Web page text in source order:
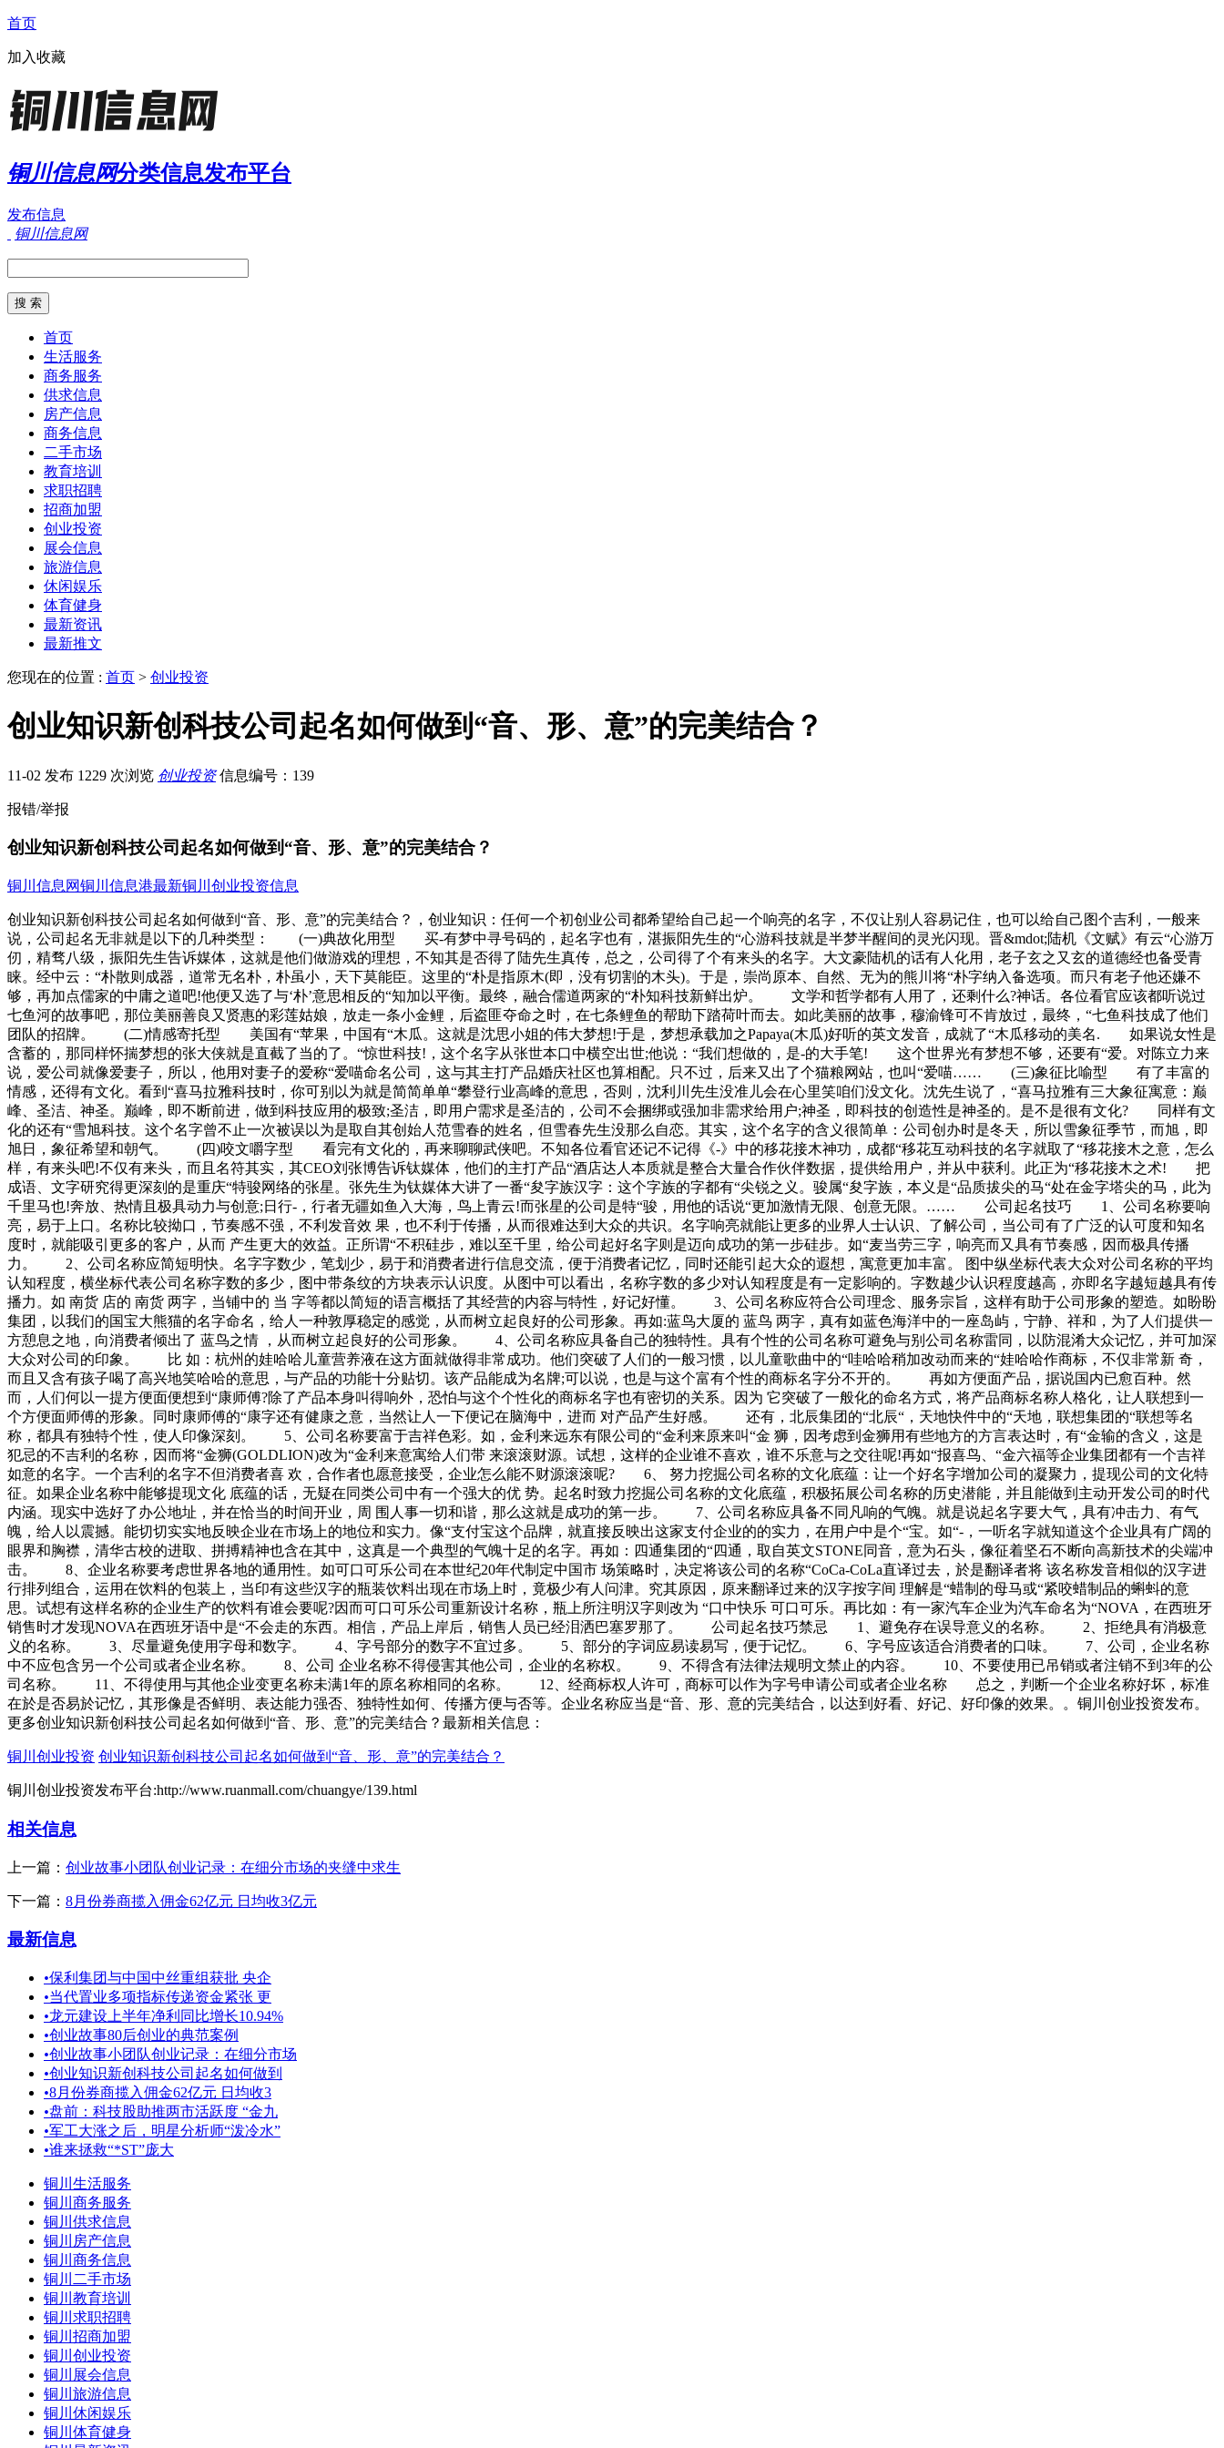
首页
加入收藏
铜川信息网分类信息发布平台
发布信息
铜川信息网
首页
生活服务
商务服务
供求信息
房产信息
商务信息
二手市场
教育培训
求职招聘
招商加盟
创业投资
展会信息
旅游信息
休闲娱乐
体育健身
最新资讯
最新推文
您现在的位置 : 首页 > 创业投资
创业知识新创科技公司起名如何做到“音、形、意”的完美结合？
11-02 发布 1229 次浏览 创业投资 信息编号：139
报错/举报
创业知识新创科技公司起名如何做到“音、形、意”的完美结合？
铜川信息网铜川信息港最新铜川创业投资信息
创业知识新创科技公司起名如何做到“音、形、意”的完美结合？，创业知识：任何一个初创业公司都希望给自己起一个响亮的名字，不仅让别人容易记住，也可以给自己图个吉利，一般来
说，公司起名无非就是以下的几种类型： (一)典故化用型 买-有梦中寻号码的，起名字也有，湛振阳先生的“心游科技就是半梦半醒间的灵光闪现。晋&mdot;陆机《文赋》有云“心游万
仞，精骛八级，振阳先生告诉媒体，这就是他们做游戏的理想，不知其是否得了陆先生真传，总之，公司得了个有来头的名字。大文豪陆机的话有人化用，老子玄之又玄的道德经也备受青
睐。经中云：“朴散则成器，道常无名朴，朴虽小，天下莫能臣。这里的“朴是指原木(即，没有切割的木头)。于是，崇尚原本、自然、无为的熊川将“朴字纳入备选项。而只有老子他还嫌不
够，再加点儒家的中庸之道吧!他便又选了与‘朴’意思相反的“知加以平衡。最终，融合儒道两家的“朴知科技新鲜出炉。 文学和哲学都有人用了，还剩什么?神话。各位看官应该都听说过
七鱼河的故事吧，那位美丽善良又贤惠的彩莲姑娘，放走一条小金鲤，后盗匪夺命之时，在七条鲤鱼的帮助下踏荷叶而去。如此美丽的故事，穆渝锋可不肯放过，最终，“七鱼科技成了他们
团队的招牌。 (二)情感寄托型 美国有“苹果，中国有“木瓜。这就是沈思小姐的伟大梦想!于是，梦想承载加之Papaya(木瓜)好听的英文发音，成就了“木瓜移动的美名. 如果说女性是
含蓄的，那同样怀揣梦想的张大侠就是直截了当的了。“惊世科技!，这个名字从张世本口中横空出世;他说：“我们想做的，是-的大手笔! 这个世界光有梦想不够，还要有“爱。对陈立力来
说，爱公司就像爱妻子，所以，他用对妻子的爱称“爱喵命名公司，这与其主打产品婚庆社区也算相配。只不过，后来又出了个猫粮网站，也叫“爱喵…… (三)象征比喻型 有了丰富的
情感，还得有文化。看到“喜马拉雅科技时，你可别以为就是简简单单“攀登行业高峰的意思，否则，沈利川先生没准儿会在心里笑咱们没文化。沈先生说了，“喜马拉雅有三大象征寓意：巅
峰、圣洁、神圣。巅峰，即不断前进，做到科技应用的极致;圣洁，即用户需求是圣洁的，公司不会捆绑或强加非需求给用户;神圣，即科技的创造性是神圣的。是不是很有文化? 同样有文
化的还有“雪旭科技。这个名字曾不止一次被误以为是取自其创始人范雪春的姓名，但雪春先生没那么自恋。其实，这个名字的含义很简单：公司创办时是冬天，所以雪象征季节，而旭，即
旭日，象征希望和朝气。 (四)咬文嚼字型 看完有文化的，再来聊聊武侠吧。不知各位看官还记不记得《-》中的移花接木神功，成都“移花互动科技的名字就取了“移花接木之意，怎么
样，有来头吧!不仅有来头，而且名符其实，其CEO刘张博告诉钛媒体，他们的主打产品“酒店达人本质就是整合大量合作伙伴数据，提供给用户，并从中获利。此正为“移花接木之术! 把
成语、文字研究得更深刻的是重庆“特骏网络的张星。张先生为钛媒体大讲了一番“夋字族汉字：这个字族的字都有“尖锐之义。骏属“夋字族，本义是“品质拔尖的马“处在金字塔尖的马，此为
千里马也!奔放、热情且极具动力与创意;日行-，行者无疆如鱼入大海，鸟上青云!而张星的公司是特“骏，用他的话说“更加激情无限、创意无限。…… 公司起名技巧 1、公司名称要响
亮，易于上口。名称比较拗口，节奏感不强，不利发音效 果，也不利于传播，从而很难达到大众的共识。名字响亮就能让更多的业界人士认识、了解公司，当公司有了广泛的认可度和知名
度时，就能吸引更多的客户，从而 产生更大的效益。正所谓“不积硅步，难以至千里，给公司起好名字则是迈向成功的第一步硅步。如“麦当劳三字，响亮而又具有节奏感，因而极具传播
力。 2、公司名称应简短明快。名字字数少，笔划少，易于和消费者进行信息交流，便于消费者记忆，同时还能引起大众的遐想，寓意更加丰富。 图中纵坐标代表大众对公司名称的平均
认知程度，横坐标代表公司名称字数的多少，图中带条纹的方块表示认识度。从图中可以看出，名称字数的多少对认知程度是有一定影响的。字数越少认识程度越高，亦即名字越短越具有传
播力。如 南货 店的 南货 两字，当铺中的 当 字等都以简短的语言概括了其经营的内容与特性，好记好懂。 3、公司名称应符合公司理念、服务宗旨，这样有助于公司形象的塑造。如盼盼
集团，以我们的国宝大熊猫的名字命名，给人一种敦厚稳定的感觉，从而树立起良好的公司形象。再如:蓝鸟大厦的 蓝鸟 两字，真有如蓝色海洋中的一座岛屿，宁静、祥和，为了人们提供一
方憩息之地，向消费者倾出了 蓝鸟之情 ，从而树立起良好的公司形象。 4、公司名称应具备自己的独特性。具有个性的公司名称可避免与别公司名称雷同，以防混淆大众记忆，并可加深
大众对公司的印象。 比 如：杭州的娃哈哈儿童营养液在这方面就做得非常成功。他们突破了人们的一般习惯，以儿童歌曲中的“哇哈哈稍加改动而来的“娃哈哈作商标，不仅非常新 奇，
而且又含有孩子喝了高兴地笑哈哈的意思，与产品的功能十分贴切。该产品能成为名牌;可以说，也是与这个富有个性的商标名字分不开的。 再如方便面产品，据说国内已愈百种。然
而，人们何以一提方便面便想到“康师傅?除了产品本身叫得响外，恐怕与这个个性化的商标名字也有密切的关系。因为 它突破了一般化的命名方式，将产品商标名称人格化，让人联想到一
个方便面师傅的形象。同时康师傅的“康字还有健康之意，当然让人一下便记在脑海中，进而 对产品产生好感。 还有，北辰集团的“北辰“，天地快件中的“天地，联想集团的“联想等名
称，都具有独特个性，使人印像深刻。 5、公司名称要富于吉祥色彩。如，金利来远东有限公司的“金利来原来叫“金 狮，因考虑到金狮用有些地方的方言表达时，有“金输的含义，这是
犯忌的不吉利的名称，因而将“金狮(GOLDLION)改为“金利来意寓给人们带 来滚滚财源。试想，这样的企业谁不喜欢，谁不乐意与之交往呢!再如“报喜鸟、“金六福等企业集团都有一个吉祥
如意的名字。一个吉利的名字不但消费者喜 欢，合作者也愿意接受，企业怎么能不财源滚滚呢? 6、 努力挖掘公司名称的文化底蕴：让一个好名字增加公司的凝聚力，提现公司的文化特
征。如果企业名称中能够提现文化 底蕴的话，无疑在同类公司中有一个强大的优 势。起名时致力挖掘公司名称的文化底蕴，积极拓展公司名称的历史潜能，并且能做到主动开发公司的时代
内涵。现实中选好了办公地址，并在恰当的时间开业，周 围人事一切和谐，那么这就是成功的第一步。 7、公司名称应具备不同凡响的气魄。就是说起名字要大气，具有冲击力、有气
魄，给人以震撼。能切切实实地反映企业在市场上的地位和实力。像“支付宝这个品牌，就直接反映出这家支付企业的的实力，在用户中是个“宝。如“-，一听名字就知道这个企业具有广阔的
眼界和胸襟，清华古校的进取、拼搏精神也含在其中，这真是一个典型的气魄十足的名字。再如：四通集团的“四通，取自英文STONE同音，意为石头，像征着坚石不断向高新技术的尖端冲
击。 8、企业名称要考虑世界各地的通用性。如可口可乐公司在本世纪20年代制定中国市 场策略时，决定将该公司的名称“CoCa-CoLa直译过去，於是翻译者将 该名称发音相似的汉字进
行排列组合，运用在饮料的包装上，当印有这些汉字的瓶装饮料出现在市场上时，竟极少有人问津。究其原因，原来翻译过来的汉字按字间 理解是“蜡制的母马或“紧咬蜡制品的蝌蚪的意
思。试想有这样名称的企业生产的饮料有谁会要呢?因而可口可乐公司重新设计名称，瓶上所注明汉字则改为 “口中快乐 可口可乐。再比如：有一家汽车企业为汽车命名为“NOVA，在西班牙
销售时才发现NOVA在西班牙语中是“不会走的东西。相信，产品上岸后，销售人员已经泪洒巴塞罗那了。 公司起名技巧禁忌 1、避免存在误导意义的名称。 2、拒绝具有消极意
义的名称。 3、尽量避免使用字母和数字。 4、字号部分的数字不宜过多。 5、部分的字词应易读易写，便于记忆。 6、字号应该适合消费者的口味。 7、公司，企业名称
中不应包含另一个公司或者企业名称。 8、公司 企业名称不得侵害其他公司，企业的名称权。 9、不得含有法律法规明文禁止的内容。 10、不要使用已吊销或者注销不到3年的公
司名称。 11、不得使用与其他企业变更名称未满1年的原名称相同的名称。 12、经商标权人许可，商标可以作为字号申请公司或者企业名称 总之，判断一个企业名称好坏，标准
在於是否易於记忆，其形像是否鲜明、表达能力强否、独特性如何、传播方便与否等。企业名称应当是“音、形、意的完美结合，以达到好看、好记、好印像的效果。。铜川创业投资发布。
更多创业知识新创科技公司起名如何做到“音、形、意”的完美结合？最新相关信息：
铜川创业投资 创业知识新创科技公司起名如何做到“音、形、意”的完美结合？
铜川创业投资发布平台:http://www.ruanmall.com/chuangye/139.html
相关信息
上一篇： 创业故事小团队创业记录：在细分市场的夹缝中求生
下一篇： 8月份券商揽入佣金62亿元 日均收3亿元
最新信息
•保利集团与中国中丝重组获批 央企
•当代置业多项指标传递资金紧张 更
•龙元建设上半年净利同比增长10.94%
•创业故事80后创业的典范案例
•创业故事小团队创业记录：在细分市场
•创业知识新创科技公司起名如何做到
•8月份券商揽入佣金62亿元 日均收3
•盘前：科技股助推两市活跃度 “金九
•军工大涨之后，明星分析师“泼冷水”
•谁来拯救“*ST”庞大
铜川生活服务
铜川商务服务
铜川供求信息
铜川房产信息
铜川商务信息
铜川二手市场
铜川教育培训
铜川求职招聘
铜川招商加盟
铜川创业投资
铜川展会信息
铜川旅游信息
铜川休闲娱乐
铜川体育健身